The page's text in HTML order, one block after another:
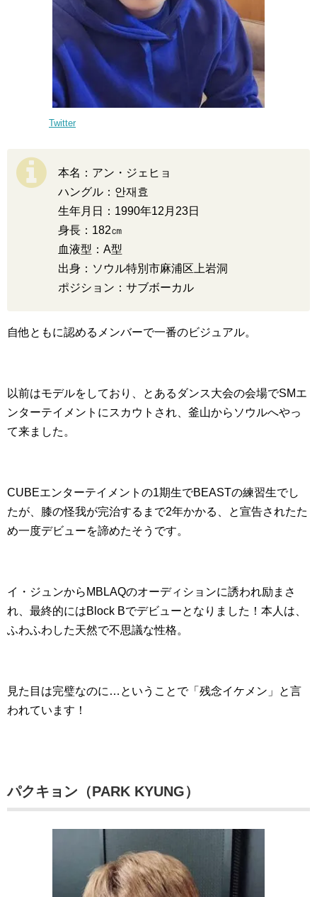
Twitter
本名：アン・ジェヒョ
ハングル：안재효
生年月日：1990年12月23日
身長：182㎝
血液型：A型
出身：ソウル特別市麻浦区上岩洞
ポジション：サブボーカル
自他ともに認めるメンバーで一番のビジュアル。
以前はモデルをしており、とあるダンス大会の会場でSMエ
ンターテイメントにスカウトされ、釜山からソウルへやっ
て来ました。
CUBEエンターテイメントの1期生でBEASTの練習生でし
たが、膝の怪我が完治するまで2年かかる、と宣告されたた
め一度デビューを諦めたそうです。
イ・ジュンからMBLAQのオーディションに誘われ励まさ
れ、最終的にはBlock Bでデビューとなりました！本人は、
ふわふわした天然で不思議な性格。
見た目は完璧なのに…ということで「残念イケメン」と言
われています！
パクキョン（PARK KYUNG）